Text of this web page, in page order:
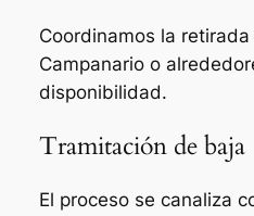
Coordinamos la
Campanario o
disponibilidad.
Tramitación de baja
El proceso se canaliza